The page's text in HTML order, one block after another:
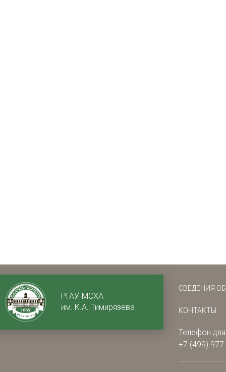
РГАУ-МСХА
им. К.А. Тимирязева
СВЕДЕНИЯ
КОНТАКТЫ
Телефон
+7 (499) 977